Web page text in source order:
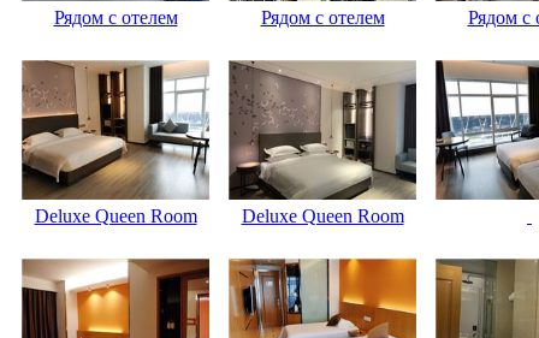
Рядом с отелем Рядом с отелем Рядом с
Deluxe Queen Room Deluxe Queen Room